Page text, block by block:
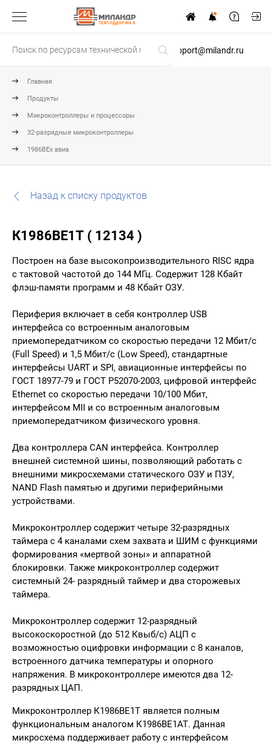
ТЕХПОДДЕРЖКА
support@milandr.ru
Главная
Продукты
Микроконтроллеры и процессоры
32-разрядные микроконтроллеры
1986ВЕх авиа
Назад к списку продуктов
К1986ВЕ1Т ( 12134 )
Построен на базе высокопроизводительного RISC ядра
с тактовой частотой до 144 МГц. Содержит 128 Кбайт
флэш-памяти программ и 48 Кбайт ОЗУ.
Периферия включает в себя контроллер USB
интерфейса со встроенным аналоговым
приемопередатчиком со скоростью передачи 12 Мбит/с
(Full Speed) и 1,5 Мбит/с (Low Speed), стандартные
интерфейсы UART и SPI, авиационные интерфейсы по
ГОСТ 18977-79 и ГОСТ Р52070-2003, цифровой интерфейс
Ethernet со скоростью передачи 10/100 Мбит,
интерфейсом MII и со встроенным аналоговым
приемопередатчиком физического уровня.
Два контроллера CAN интерфейса. Контроллер
внешней системной шины, позволяющий работать с
внешними микросхемами статического ОЗУ и ПЗУ,
NAND Flash памятью и другими периферийными
устройствами.
Микроконтроллер содержит четыре 32-разрядных
таймера с 4 каналами схем захвата и ШИМ с функциями
формирования «мертвой зоны» и аппаратной
блокировки. Также микроконтроллер содержит
системный 24- разрядный таймер и два сторожевых
таймера.
Микроконтроллер содержит 12-разрядный
высокоскоростной (до 512 Квыб/с) АЦП с
возможностью оцифровки информации с 8 каналов,
встроенного датчика температуры и опорного
напряжения. В микроконтроллере имеются два 12-
разрядных ЦАП.
Микроконтроллер К1986ВЕ1Т является полным
функциональным аналогом К1986ВЕ1АТ. Данная
микросхема поддерживает работу с интерфейсом